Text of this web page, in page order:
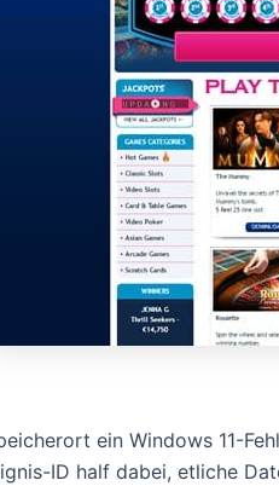
ein Windows 11-
ID half dabei, etliche